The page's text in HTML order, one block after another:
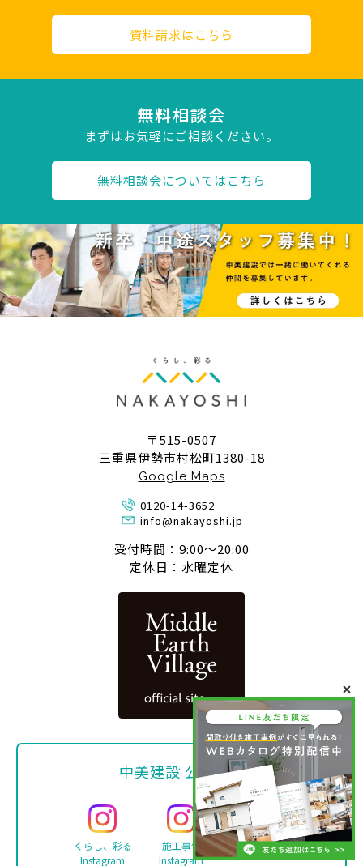
資料請求はこちら
無料相談会
まずはお気軽にご相談ください。
無料相談会についてはこちら
〒515-0507
三重県伊勢市村松町1380-18
Google Maps
0120-14-3652
info@nakayoshi.jp
受付時間：9:00〜20:00
定休日：水曜定休
中美建設 公式SNS
くらし、彩る
Instagram
施工事例
Instagram
Facebook